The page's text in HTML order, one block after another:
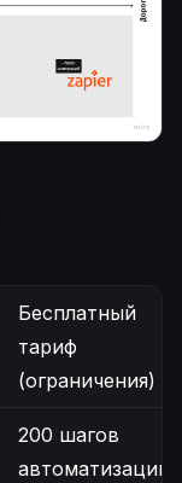
Бесплатный
тариф
(ограничения)
200 шагов
автоматизации